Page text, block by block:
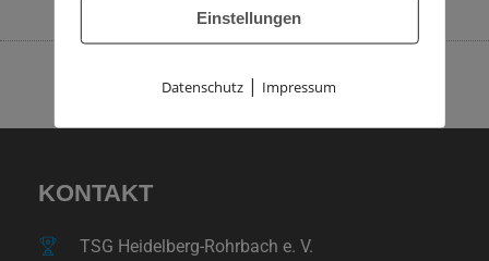
KONTAKT
TSG Heidelberg-Rohrbach e. V.
Einstellungen
Datenschutz | Impressum